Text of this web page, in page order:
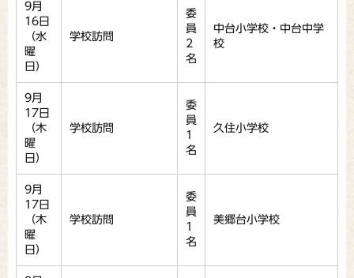
9月
16日
（水
曜
日）
学校訪問
委
員
2
名
中台小学校・中台中学
校
9月
17日
（木
曜
日）
学校訪問
委
員
1
名
久住小学校
9月
17日
（木
曜
日）
学校訪問
委
員
1
名
美郷台小学校